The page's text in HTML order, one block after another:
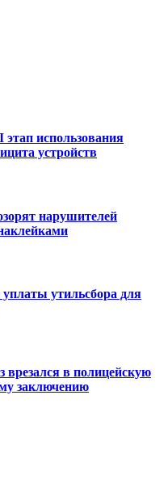
этап использования
устройств
нарушителей
утильсбора для
врезался в полицейскую
заключению